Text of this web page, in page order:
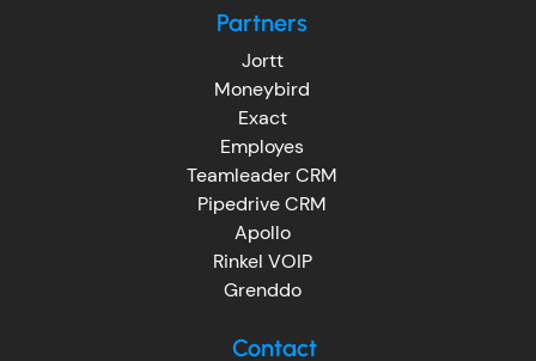
Partners
Jortt
Moneybird
Exact
Employes
Teamleader CRM
Pipedrive CRM
Apollo
Rinkel VOIP
Grenddo
Contact